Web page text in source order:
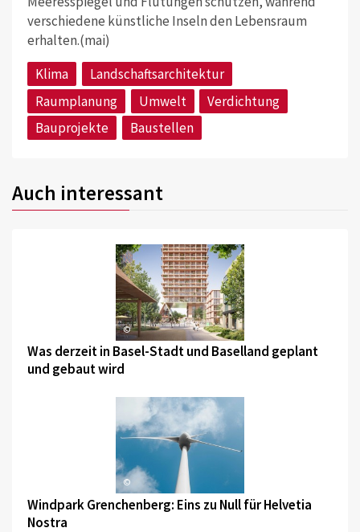
verschiedene künstliche Inseln den Lebensraum
erhalten.(mai)
Klima
Landschaftsarchitektur
Raumplanung
Umwelt
Verdichtung
Bauprojekte
Baustellen
Auch interessant
©
Was derzeit in Basel-Stadt und Baselland geplant
und gebaut wird
©
Windpark Grenchenberg: Eins zu Null für Helvetia
Nostra